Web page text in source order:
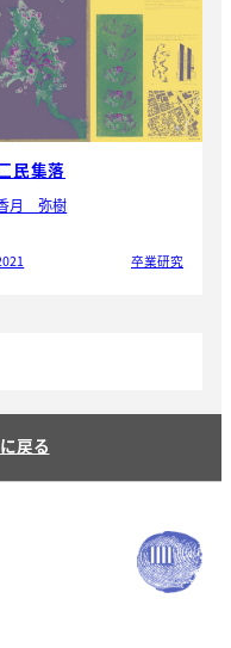
民集落
月 弥樹
卒業研究
戻る